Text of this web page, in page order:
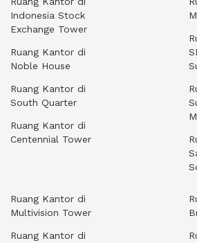
Indonesia Stock
Exchange Tower
Ruang Kantor di
Noble House
Ruang Kantor di
South Quarter
Ruang Kantor di
Centennial Tower
Ruang Kantor di
Multivision Tower
Ruang Kantor di